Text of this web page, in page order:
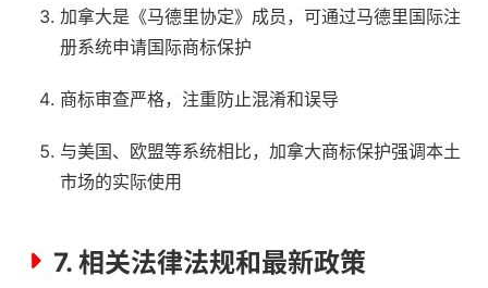
加拿大是《马德里协定》成员，可通过马德里国际注
册系统申请国际商标保护
商标审查严格，注重防止混淆和误导
与美国、欧盟等系统相比，加拿大商标保护强调本土
市场的实际使用
7. 相关法律法规和最新政策